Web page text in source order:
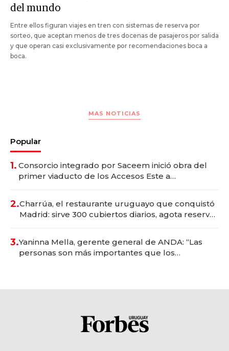
del mundo
Entre ellos figuran viajes en tren con sistemas de reserva por
sorteo, que aceptan menos de tres docenas de pasajeros por salida
y que operan casi exclusivamente por recomendaciones boca a
boca.
MAS NOTICIAS
Popular
1. Consorcio integrado por Saceem inició obra del
primer viaducto de los Accesos Este a
2.Charrúa, el restaurante uruguayo que conquistó
Madrid: sirve 300 cubiertos diarios, agota reservas
3.Yaninna Mella, gerente general de ANDA: “Las
personas son más importantes que los